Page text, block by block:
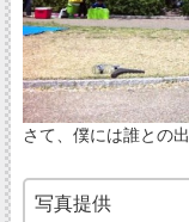
さて、僕には誰との
写真提供